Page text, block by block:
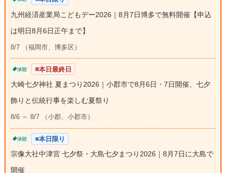
九州経済産業局こどもデー2026｜8月7日博多で無料開催【申込
は明日8月6日正午まで】
8/7 （福岡市、博多区）
体験 本日最終日
大崎七夕神社 夏まつり2026｜小郡市で8月6日・7日開催、七夕
飾りと伝統行事を楽しむ夏祭り
8/6 ～ 8/7 （小郡、小郡市）
体験 本日限り
宗像大社中津宮 七夕祭・大島七夕まつり2026｜8月7日に大島で
開催